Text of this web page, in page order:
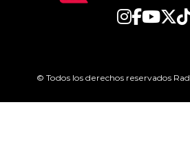
© Todos los derechos reservados